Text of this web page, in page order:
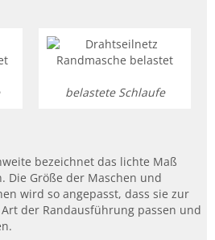
belastete Schlaufe
bezeichnet das lichte Maß
Die Größe der Maschen und
wird so angepasst, dass sie zur
der Randausführung passen und